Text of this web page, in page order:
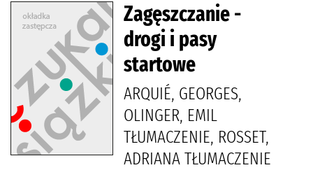
Zagęszczanie -
drogi i pasy
startowe
ARQUIÉ, GEORGES,
OLINGER, EMIL
TŁUMACZENIE, ROSSET,
ADRIANA TŁUMACZENIE